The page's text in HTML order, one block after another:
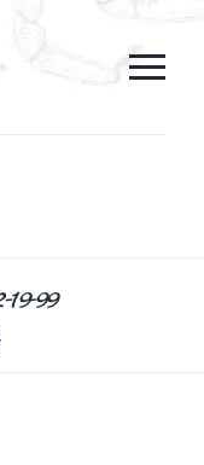
99